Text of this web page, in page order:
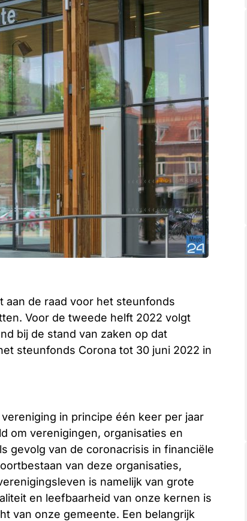
de raad voor het steunfonds
Voor de tweede helft 2022 volgt
bij de stand van zaken op dat
steunfonds Corona tot 30 juni 2022 in
in principe één keer per jaar
om verenigingen, organisaties en
gevolg van de coronacrisis in financiële
van deze organisaties,
is namelijk van grote
en leefbaarheid van onze kernen is
van onze gemeente. Een belangrijk